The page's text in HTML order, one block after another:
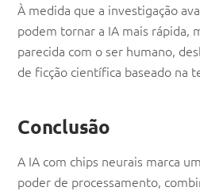
À medida que a investigação
podem tornar a IA mais rápida,
parecida com o ser humano,
de ficção científica baseado na
Conclusão
A IA com chips neurais marca
poder de processamento,